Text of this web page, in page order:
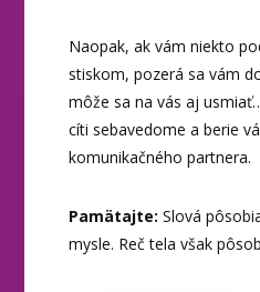
Naopak, ak vám niekto
stiskom, pozerá sa vám
môže sa na vás aj
cíti sebavedome a berie
komunikačného partnera.
Pamätajte: Slová
mysle. Reč tela však